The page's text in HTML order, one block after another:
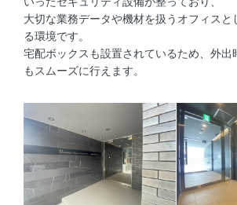
大切な業務データや機材を扱うオフィスと
る環境です。
宅配ボックスも設置されているため、外出
もスムーズに行えます。